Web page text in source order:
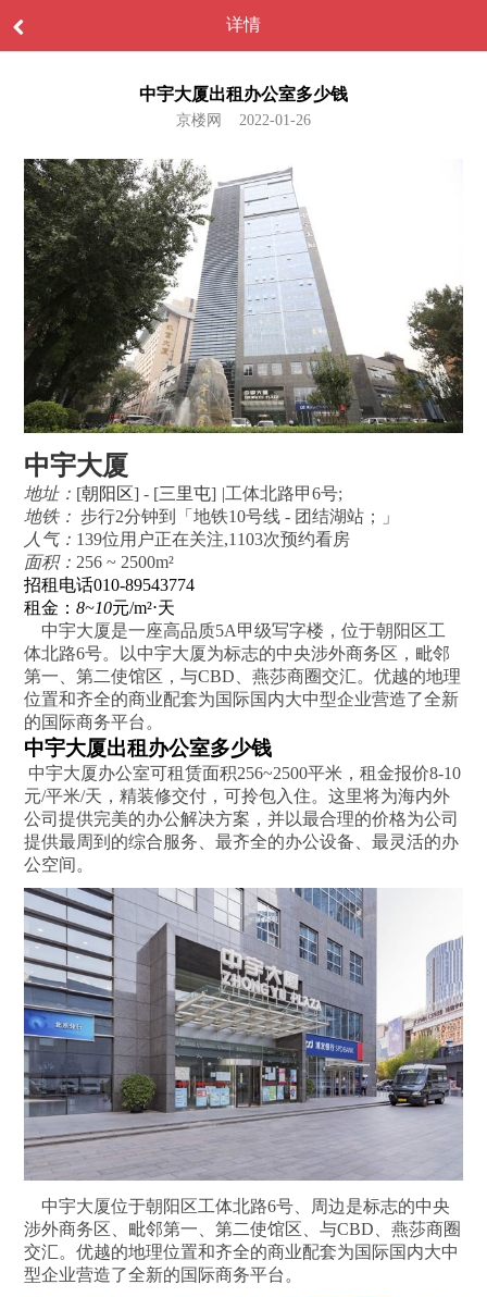
详情
中宇大厦出租办公室多少钱
京楼网 2022-01-26
中宇大厦
地址： [朝阳区] - [三里屯] |工体北路甲6号;
地铁： 步行2分钟到「地铁10号线 - 团结湖站；」
人气： 139位用户正在关注,1103次预约看房
面积： 256 ~ 2500m²
招租电话010-89543774
租金：8~10元/m²⋅天
中宇大厦是一座高品质5A甲级写字楼，位于朝阳区工
体北路6号。以中宇大厦为标志的中央涉外商务区，毗邻
第一、第二使馆区，与CBD、燕莎商圈交汇。优越的地理
位置和齐全的商业配套为国际国内大中型企业营造了全新
的国际商务平台。
中宇大厦出租办公室多少钱
中宇大厦办公室可租赁面积256~2500平米，租金报价8-10
元/平米/天，精装修交付，可拎包入住。这里将为海内外
公司提供完美的办公解决方案，并以最合理的价格为公司
提供最周到的综合服务、最齐全的办公设备、最灵活的办
公空间。
中宇大厦位于朝阳区工体北路6号、周边是标志的中央
涉外商务区、毗邻第一、第二使馆区、与CBD、燕莎商圈
交汇。优越的地理位置和齐全的商业配套为国际国内大中
型企业营造了全新的国际商务平台。